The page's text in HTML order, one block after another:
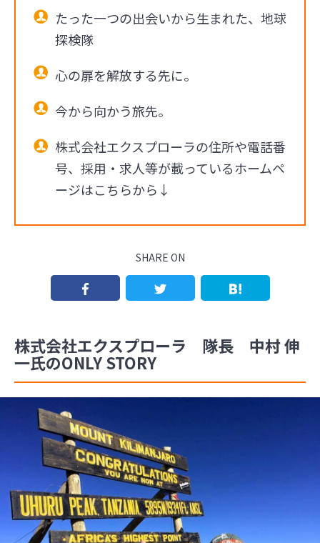
たった一つの出会いから生まれた、地球
探検隊
心の扉を解放する先に。
今から向かう旅先。
株式会社エクスプローラの住所や電話番
号、採用・求人等が載っているホームペ
ージはこちらから↓
SHARE ON
株式会社エクスプローラ 隊長 中村 伸
一氏のONLY STORY